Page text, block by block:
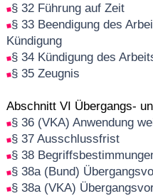
§ 32 Führung auf Zeit
§ 33 Beendigung des
Kündigung
§ 34 Kündigung des
§ 35 Zeugnis
Abschnitt VI Übergangs-
§ 36 (VKA) Anwendung
§ 37 Ausschlussfrist
§ 38
§ 38a (Bund)
§ 38a (VKA)